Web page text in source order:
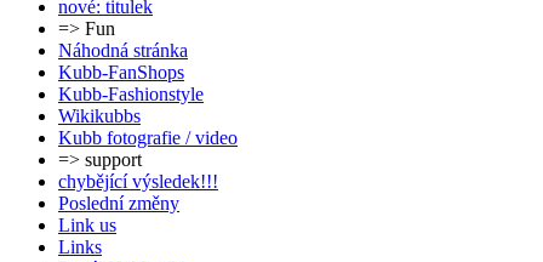
nové: titulek
=> Fun
Náhodná stránka
Kubb-FanShops
Kubb-Fashionstyle
Wikikubbs
Kubb fotografie / video
=> support
chybějící výsledek!!!
Poslední změny
Link us
Links